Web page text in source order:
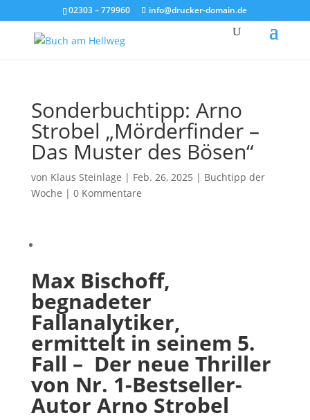
02303 – 779960 info@drucker-domain.de
Sonderbuchtipp: Arno
Strobel „Mörderfinder –
Das Muster des Bösen“
von Klaus Steinlage | Feb. 26, 2025 | Buchtipp der
Woche | 0 Kommentare
Max Bischoff,
begnadeter
Fallanalytiker,
ermittelt in seinem 5.
Fall – Der neue Thriller
von Nr. 1-Bestseller-
Autor Arno Strobel